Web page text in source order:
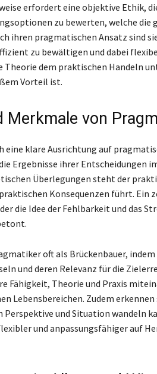
erfordert eine objektive Ethik,
zu bewerten, welche die
ihren pragmatischen Ansatz sind
zu bewältigen und dabei
dem praktischen Handeln
Vorteil ist.
Merkmale von
eine klare Ausrichtung auf
Ergebnisse ihrer Entscheidungen
Überlegungen steht der
Konsequenzen führt. Ein
die Idee der Fehlbarkeit und das
oft als Brückenbauer, indem
und deren Relevanz für die
Fähigkeit, Theorie und Praxis
Lebensbereichen. Zudem erkennen
Perspektive und Situation wandeln
und anpassungsfähiger auf